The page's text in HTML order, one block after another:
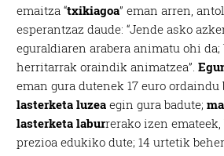
emaitza “txikiagoa” eman arren,
esperantzaz daude: “Jende asko
eguraldiaren arabera animatu ohi da;
herritarrak oraindik animatzea”.
eman gura dutenek 17 euro
lasterketa luzea egin gura badute;
lasterketa laburrerako izen emateek,
prezioa edukiko dute; 14 urtetik